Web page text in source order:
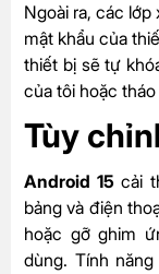
Ngoài ra,các lớp
mật khẩu của
thiết bị sẽ tự
của tôi hoặc
Tùy
Android 15 cải
bảng và điện
hoặc gỡ ghim
dùng. Tính